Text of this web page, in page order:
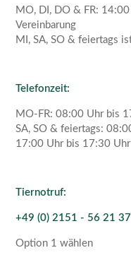
MO, DI, DO & FR:
Vereinbarung
MI, SA, SO & feiertags
Telefonzeit:
MO-FR: 08:00 Uhr bis
SA, SO & feiertags:
17:00 Uhr bis 17:30 Uhr
Tiernotruf:
+49 (0) 2151 - 56 21 37
Option 1 wählen